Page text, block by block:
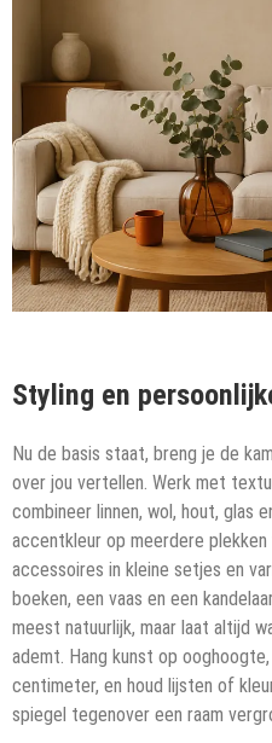
Styling en
Nu de basis staat, breng je de
over jou vertellen. Werk met
combineer linnen, wol, hout, glas
accentkleur op meerdere plekken
accessoires in kleine setjes en
boeken, een vaas en een
meest natuurlijk, maar laat altijd
ademt. Hang kunst op
centimeter, en houd lijsten of
spiegel tegenover een raam